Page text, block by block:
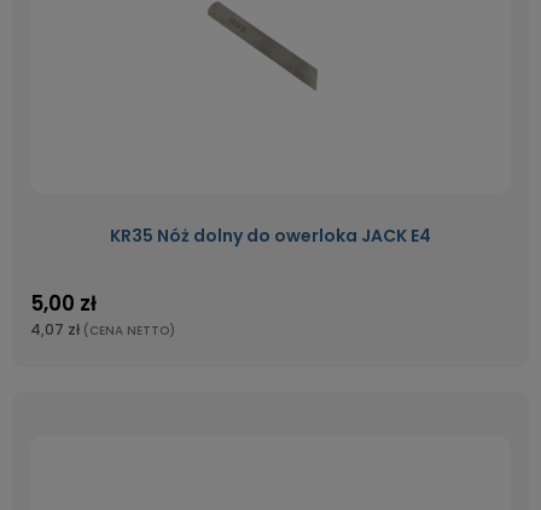
KR35 Nóż dolny do owerloka JACK E4
5,00 zł
4,07 zł (CENA NETTO)